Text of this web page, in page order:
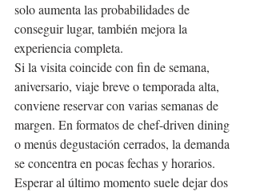
solo aumenta las probabilidades de
conseguir lugar, también mejora la
experiencia completa.
Si la visita coincide con fin de semana,
aniversario, viaje breve o temporada alta,
conviene reservar con varias semanas de
margen. En formatos de chef-driven dining
o menús degustación cerrados, la demanda
se concentra en pocas fechas y horarios.
Esperar al último momento suele dejar dos